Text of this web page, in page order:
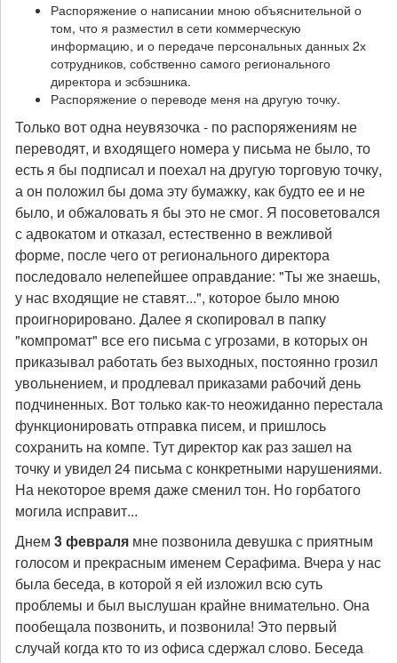
Распоряжение о написании мною объяснительной о
том, что я разместил в сети коммерческую
информацию, и о передаче персональных данных 2х
сотрудников, собственно самого регионального
директора и эсбэшника.
Распоряжение о переводе меня на другую точку.
Только вот одна неувязочка - по распоряжениям не
переводят, и входящего номера у письма не было, то
есть я бы подписал и поехал на другую торговую точку,
а он положил бы дома эту бумажку, как будто ее и не
было, и обжаловать я бы это не смог. Я посоветовался
с адвокатом и отказал, естественно в вежливой
форме, после чего от регионального директора
последовало нелепейшее оправдание: "Ты же знаешь,
у нас входящие не ставят...", которое было мною
проигнорировано. Далее я скопировал в папку
"компромат" все его письма с угрозами, в которых он
приказывал работать без выходных, постоянно грозил
увольнением, и продлевал приказами рабочий день
подчиненных. Вот только как-то неожиданно перестала
функционировать отправка писем, и пришлось
сохранить на компе. Тут директор как раз зашел на
точку и увидел 24 письма с конкретными нарушениями.
На некоторое время даже сменил тон. Но горбатого
могила исправит...
Днем 3 февраля мне позвонила девушка с приятным
голосом и прекрасным именем Серафима. Вчера у нас
была беседа, в которой я ей изложил всю суть
проблемы и был выслушан крайне внимательно. Она
пообещала позвонить, и позвонила! Это первый
случай когда кто то из офиса сдержал слово. Беседа